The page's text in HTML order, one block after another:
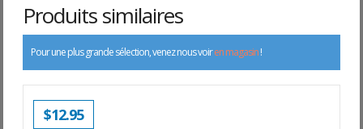
Produits similaires
Pour une plus grande sélection, venez nous voiren magasin!
$12.95